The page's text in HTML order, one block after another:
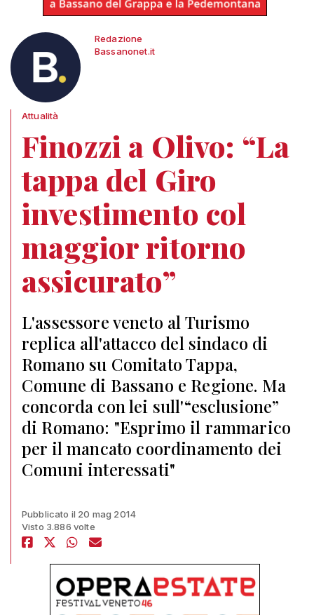
Redazione
Bassanonet.it
Attualità
Finozzi a Olivo: “La
tappa del Giro
investimento col
maggior ritorno
assicurato”
L'assessore veneto al Turismo
replica all'attacco del sindaco di
Romano su Comitato Tappa,
Comune di Bassano e Regione. Ma
concorda con lei sull'“esclusione”
di Romano: "Esprimo il rammarico
per il mancato coordinamento dei
Comuni interessati"
Pubblicato il 20 mag 2014
Visto 3.886 volte